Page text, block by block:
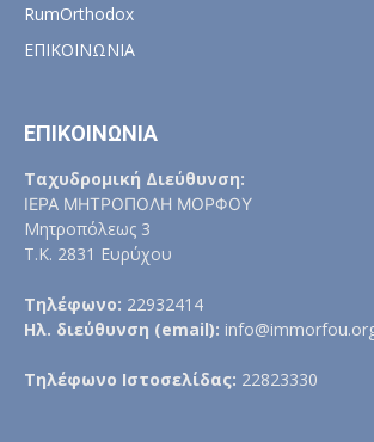
RumOrthodox
ΕΠΙΚΟΙΝΩΝΙΑ
ΕΠΙΚΟΙΝΩΝΙΑ
Ταχυδρομική Διεύθυνση:
ΙΕΡΑ ΜΗΤΡΟΠΟΛΗ ΜΟΡΦΟΥ
Μητροπόλεως 3
Τ.Κ. 2831 Ευρύχου
Τηλέφωνο: 22932414
Ηλ. διεύθυνση (email):
Τηλέφωνο Ιστοσελίδας: 22823330